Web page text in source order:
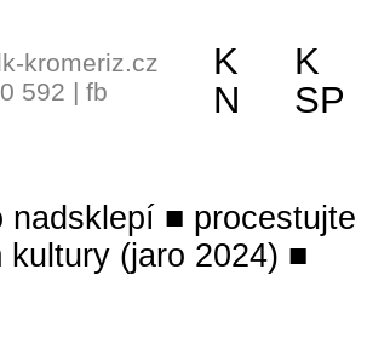
nadsklepí
procestujte
kultury (jaro 2024)
kromeriz.cz
592 | fb
K
N
K
SP